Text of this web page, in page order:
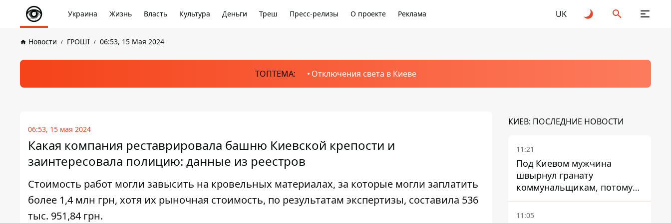
Украина Жизнь Власть Культура Деньги Треш Пресс-релизы О проекте Реклама UK
Новости ГРОШІ 06:53, 15 Мая 2024
ТОПТЕМА: Отключения света в Киеве
06:53, 15 мая 2024
Какая компания реставрировала башню Киевской крепости и
заинтересовала полицию: данные из реестров
Стоимость работ могли завысить на кровельных материалах, за которые могли заплатить
более 1,4 млн грн, хотя их рыночная стоимость, по результатам экспертизы, составила 536
тыс. 951,84 грн.
КИЕВ: ПОСЛЕДНИЕ НОВОСТИ
11:21
Под Киевом мужчина
швырнул гранату
коммунальщикам, потому
что не хотел платить по
квитанциям
11:05